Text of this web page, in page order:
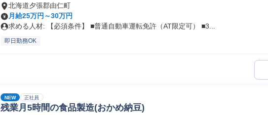
北海道夕張郡由仁町
月給25万円～30万円
求める人材: 【必須条件】 ■普通自動車運転免許（AT限定可） ■3...
即日勤務OK
NEW 正社員
残業月5時間の食品製造(おかめ納豆)